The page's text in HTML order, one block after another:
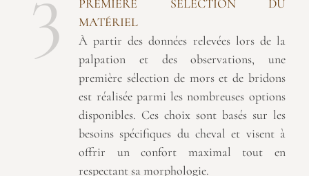
PREMIÈRE SÉLECTION DU
MATÉRIEL
À partir des données relevées lors de la
palpation et des observations, une
première sélection de mors et de bridons
est réalisée parmi les nombreuses options
disponibles. Ces choix sont basés sur les
besoins spécifiques du cheval et visent à
offrir un confort maximal tout en
respectant sa morphologie.